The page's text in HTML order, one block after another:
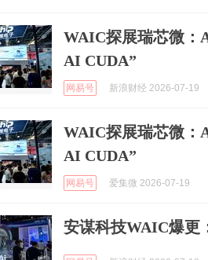
WAIC探展瑞芯微：
AI CUDA”
网易号 新浪财经 2026-07-19
WAIC探展瑞芯微：
AI CUDA”
网易号 爱集微 2026-07-19
安谋科技WAIC爆更